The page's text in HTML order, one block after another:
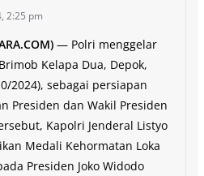
2:25 pm
— Polri menggelar
Kelapa Dua, Depok,
2024), sebagai persiapan
Presiden dan Wakil Presiden
Kapolri Jenderal Listyo
Medali Kehormatan Loka
Presiden Joko Widodo